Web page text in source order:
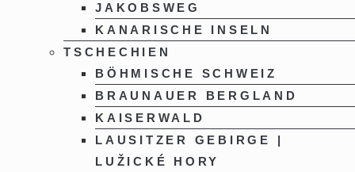
JAKOBSWEG
KANARISCHE INSELN
TSCHECHIEN
BÖHMISCHE SCHWEIZ
BRAUNAUER BERGLAND
KAISERWALD
LAUSITZER GEBIRGE |
LUŽICKÉ HORY